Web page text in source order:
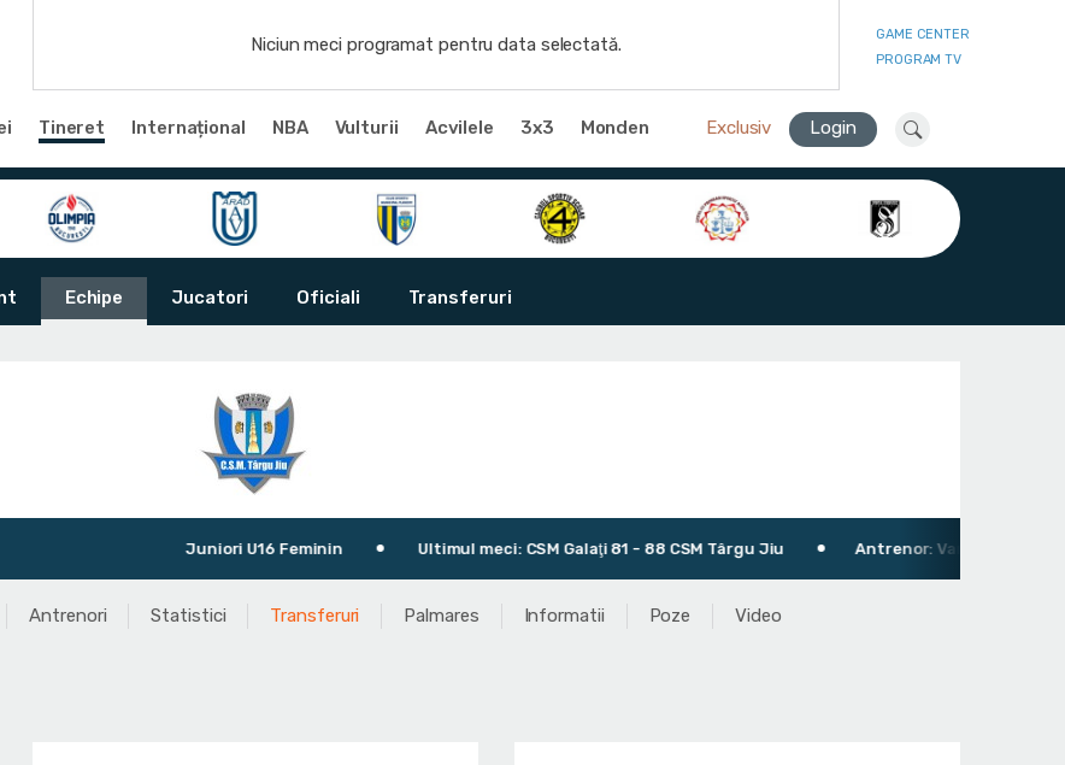
Niciun meci programat pentru data selectată.
GAME CENTER
PROGRAM TV
Tineret Internațional NBA Vulturii Acvilele 3x3 Monden Exclusiv Login
Echipe Jucatori Oficiali Transferuri
Juniori U16 Feminin Ultimul meci: CSM Galaţi 81 - 88 CSM Târgu Jiu Antrenor: Vanja Milijkovic
Antrenori Statistici Transferuri Palmares Informatii Poze Video